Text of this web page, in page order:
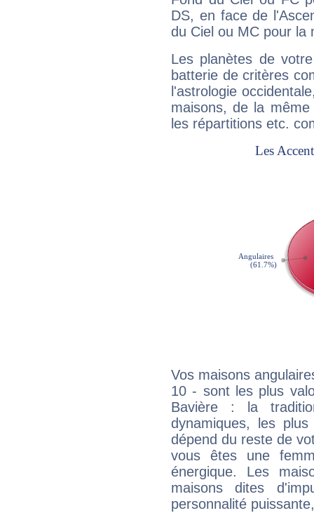
DS, en face de
du Ciel ou MC pour la
Les planètes de
batterie de critères
l'astrologie
maisons, de la
les répartitions etc.
Vos maisons
10 - sont les plus
Bavière : la
dynamiques, les
dépend du reste de
vous êtes une
énergique. Les
maisons dites
personnalité